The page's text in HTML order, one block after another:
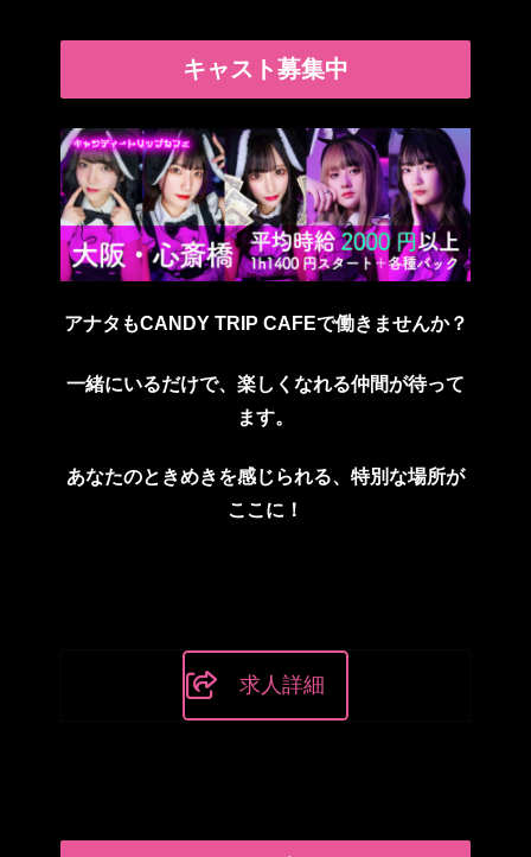
キャスト募集中
アナタもCANDY TRIP CAFEで働きませんか？
一緒にいるだけで、 楽しくなれる仲間が待って
ます。
あなたのときめきを感じられる、 特別な場所が
ここに！
求人詳細